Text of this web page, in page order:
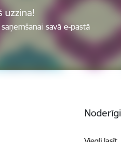
uzzina!
savā e-pastā
Noderīgi